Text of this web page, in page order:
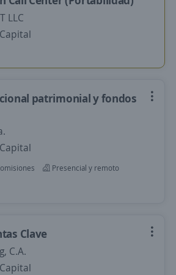
LLC
patrimonial y fondos
Presencial y remoto
Clave
C.A.